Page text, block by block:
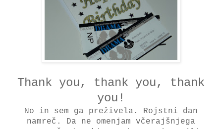
Thank you, thank you, thank
you!
No in sem ga preživela. Rojstni dan
namreč. Da ne omenjam včerajšnjega